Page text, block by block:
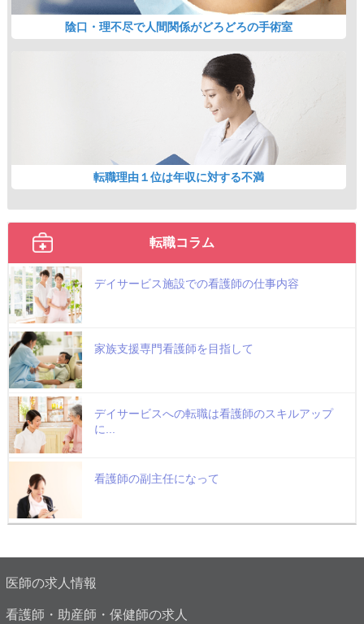
陰口・理不尽で人間関係がどろどろの手術室
転職理由１位は年収に対する不満
転職コラム
デイサービス施設での看護師の仕事内容
家族支援専門看護師を目指して
デイサービスへの転職は看護師のスキルアップ
に...
看護師の副主任になって
医師の求人情報
看護師・助産師・保健師の求人